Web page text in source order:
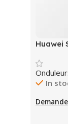
Huawei
In